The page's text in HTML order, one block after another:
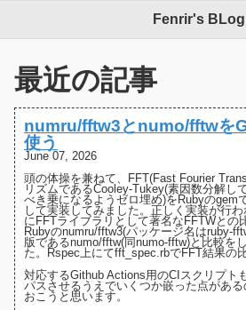
Fenrir's BLog
最近の記事
numru/fftw3とnumo/fftwを
使う
June 07, 2026
頭の体操を兼ねて、FFT(Fast Fourier
リズムであるCooley-Tukey(素因数分解し
べき乗になるようゼロ埋め)をRubyのgem
して実装してみました。正しく実装が行
にFFTライブラリとして著名な FFTWとの
Rubyのnumru/fftw3(パッケージ名はruby-
版であるnumo/fftw(同numo-fftw)と比較を
た。Rspec上にてfft_spec.rbでFFT結果の
対応するGithub Actions用のCIスクリプト
パスさせるうえでいくつか嵌った点があ
おこうと思います。